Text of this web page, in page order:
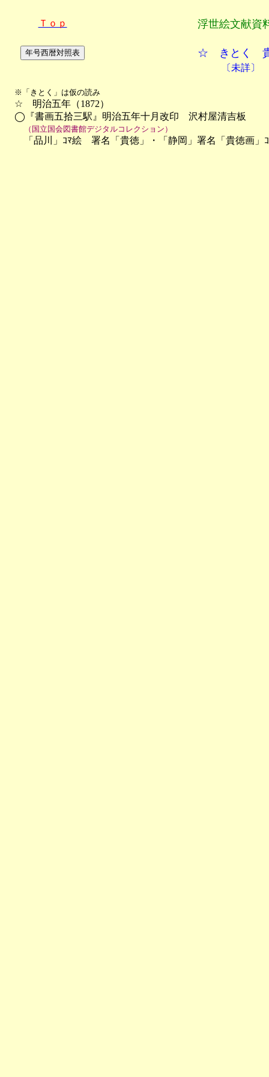
Ｔｏｐ 浮世絵文献資
☆ きとく
〔未詳〕
※「きとく」は仮の読み
☆　明治五年（1872）
◯『書画五拾三駅』明治五年十月改印　沢村屋清吉板
（国立国会図書館デジタルコレクション）